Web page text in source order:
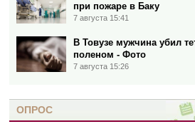
при пожаре в Баку
7 августа 15:41
В Товузе мужчина убил
поленом - Фото
7 августа 15:26
ОПРОС